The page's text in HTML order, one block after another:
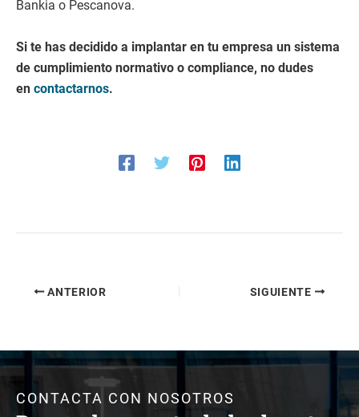
Bankia o Pescanova.
Si te has decidido a implantar en tu empresa un sistema
de cumplimiento normativo o compliance, no dudes
en contactarnos.
ANTERIOR SIGUIENTE
CONTACTA CON NOSOTROS